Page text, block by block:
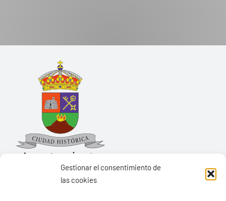
Gestionar el consentimiento de
las cookies